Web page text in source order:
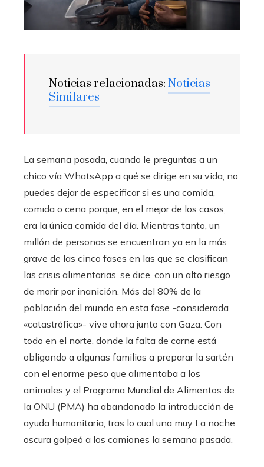
Noticias relacionadas: Noticias
Similares
La semana pasada, cuando le preguntas a un
chico vía WhatsApp a qué se dirige en su vida, no
puedes dejar de especificar si es una comida,
comida o cena porque, en el mejor de los casos,
era la única comida del día. Mientras tanto, un
millón de personas se encuentran ya en la más
grave de las cinco fases en las que se clasifican
las crisis alimentarias, se dice, con un alto riesgo
de morir por inanición. Más del 80% de la
población del mundo en esta fase -considerada
«catastrófica»- vive ahora junto con Gaza. Con
todo en el norte, donde la falta de carne está
obligando a algunas familias a preparar la sartén
con el enorme peso que alimentaba a los
animales y el Programa Mundial de Alimentos de
la ONU (PMA) ha abandonado la introducción de
ayuda humanitaria, tras lo cual una muy La noche
oscura golpeó a los camiones la semana pasada.